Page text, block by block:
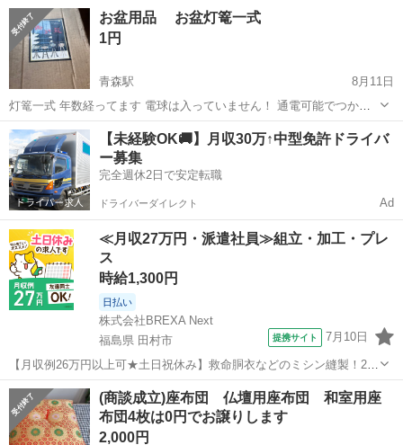
われる方がいましたら、お譲りします。
青森 青森市 新青森駅 冠婚葬祭 譲り
お盆用品 お盆灯篭一式
1円
青森駅
8月11日
灯篭一式 年数経ってます 電球は入っていません！ 通電可能でつかえ
ますが、左右どちらかがくるくる回りません！ 年代物なので多少汚れ
はあります
青森 青森市 青森駅 冠婚葬祭 灯篭
【未経験OK🚚】月収30万↑中型免許ドライバ
ー募集
完全週休2日で安定転職
ドライバーダイレクト Ad
≪月収27万円・派遣社員≫組立・加工・プレ
ス
時給1,300円
日払い
株式会社BREXA Next
福島県 田村市
提携サイト 7月10日
【月収例26万円以上可★土日祝休み】救命胴衣などのミシン縫製！20
代～50代の男女大活躍中★日払い制度あり！マイカー通勤OK＆無料駐
車場完備！食堂利用可★交通費支給◎《福島県田村市》 人気の工場の
お仕事 ◇救命胴衣などのミ...
福島 田村市 その他
(商談成立)座布団 仏壇用座布団 和室用座
布団4枚は0円でお譲りします
2,000円